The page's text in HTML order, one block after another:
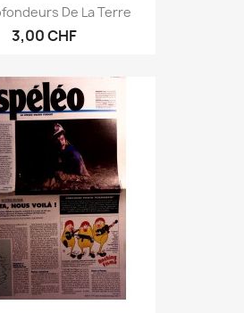
De La Terre
3,00 CHF